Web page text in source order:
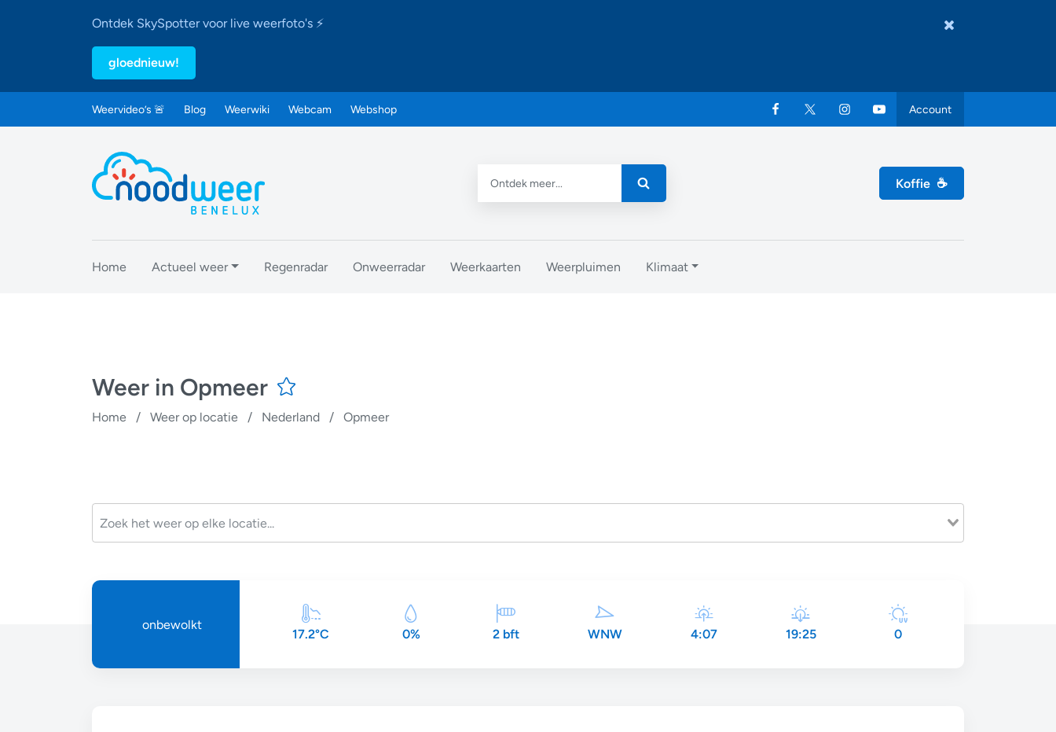
Ontdek SkySpotter voor live weerfoto's ⚡
gloednieuw!
Weervideo’s 🚨 Blog Weerwiki Webcam Webshop Account
Koffie ☕
Home Actueel weer Regenradar Onweerradar Weerkaarten Weerpluimen Klimaat
Weer in Opmeer
Home / Weer op locatie / Nederland / Opmeer
onbewolkt
17.2°C 0% 2 bft WNW 4:07 19:25 0